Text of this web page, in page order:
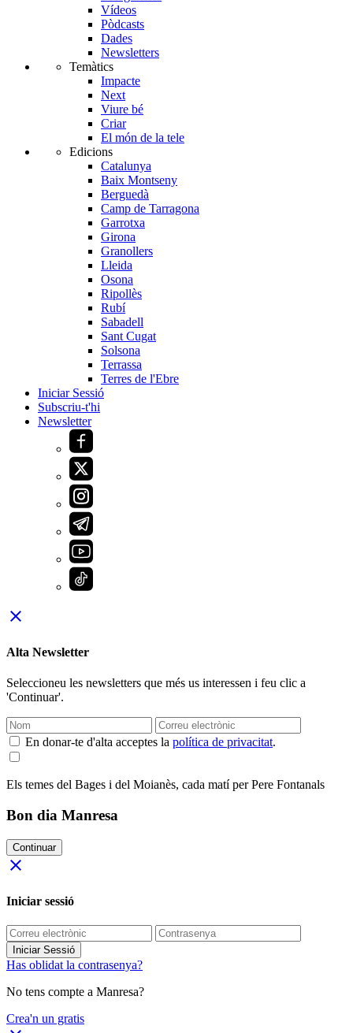
Vídeos
Pòdcasts
Dades
Newsletters
Temàtics
Impacte
Next
Viure bé
Criar
El món de la tele
Edicions
Catalunya
Baix Montseny
Berguedà
Camp de Tarragona
Garrotxa
Girona
Granollers
Lleida
Osona
Ripollès
Rubí
Sabadell
Sant Cugat
Solsona
Terrassa
Terres de l'Ebre
Iniciar Sessió
Subscriu-t'hi
Newsletter
close
Alta Newsletter
Seleccioneu les newsletters que més us interessen i feu clic a
'Continuar'.
En donar-te d'alta acceptes la política de privacitat.
Els temes del Bages i del Moianès, cada matí per Pere Fontanals
Bon dia Manresa
Continuar
close
Iniciar sessió
Iniciar Sessió
Has oblidat la contrasenya?
No tens compte a Manresa?
Crea'n un gratis